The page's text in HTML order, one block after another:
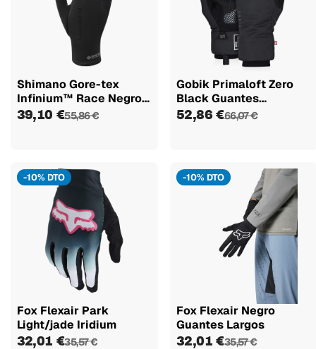
Shimano Gore-tex
Infinium™ Race Negro
Guantes...
39,10 €55,86 €
Gobik Primaloft Zero
Black Guantes
TÉrmicos...
52,86 €66,07 €
-10% DTO
Fox Flexair Park
Light/jade Iridium
32,01 €35,57 €
-10% DTO
Fox Flexair Negro
Guantes Largos
32,01 €35,57 €